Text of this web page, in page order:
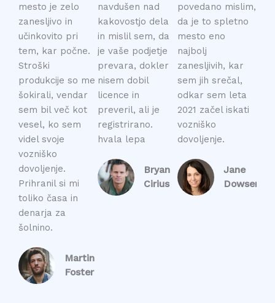
t
e
d
5
o
u
t
o
5
mesto je zelo
zanesljivo in
učinkovito pri
tem, kar počne.
Stroški
produkcije so me
šokirali, vendar
sem bil več kot
vesel, ko sem
videl svoje
vozniško
dovoljenje.
Prihranil si mi
toliko časa in
denarja za
šolnino.
Martin
Foster
t
e
d
5
o
u
t
o
f
5
navdušen nad
kakovostjo dela
in mislil sem, da
je vaše podjetje
prevara, dokler
nisem dobil
licence in
preveril, ali je
registrirano.
hvala lepa
Bryan
Cirius
t
e
d
5
o
u
o
f
5
povedano mislim,
da je to spletno
mesto eno
najbolj
zanesljivih, kar
sem jih srečal,
odkar sem leta
2021 začel iskati
vozniško
dovoljenje.
Jane
Dowser